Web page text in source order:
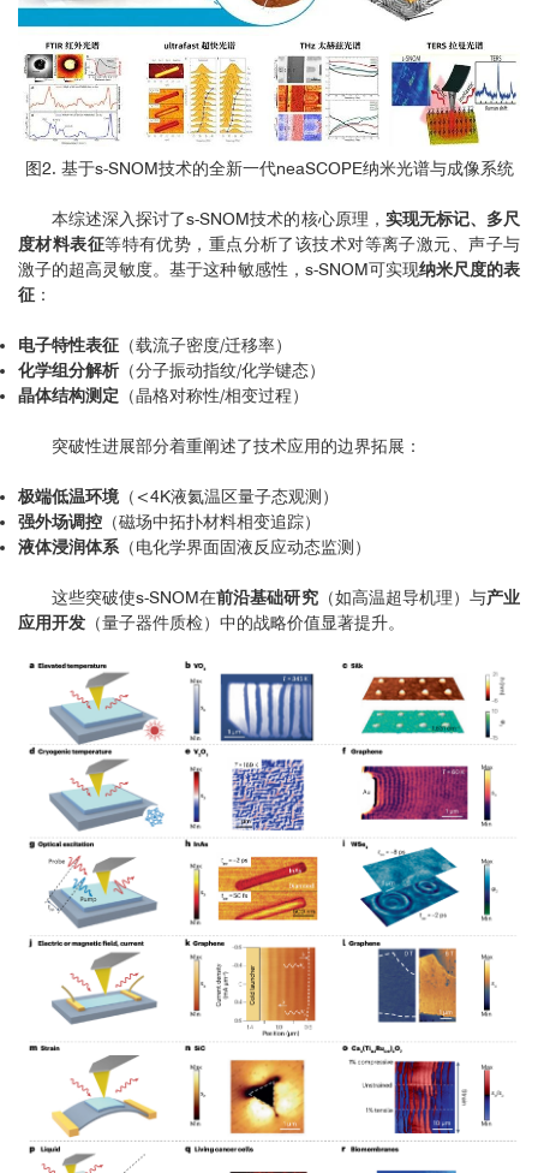
图2. 基于s-SNOM技术的全新一代neaSCOPE纳米光谱与成像系统
本综述深入探讨了s-SNOM技术的核心原理， 实现无标记、多尺
度材料表征等特有优势，重点分析了该技术对等离子激元、声子与
激子的超高灵敏度。基于这种敏感性，s-SNOM可实现纳米尺度的表
征 ：
电子特性表征 （载流子密度/迁移率）
化学组分解析 （分子振动指纹/化学键态）
晶体结构测定 （晶格对称性/相变过程）
突破性进展部分着重阐述了技术应用的边界拓展：
极端低温环境 （<4K液氦温区量子态观测）
强外场调控 （磁场中拓扑材料相变追踪）
液体浸润体系 （电化学界面固液反应动态监测）
这些突破使s-SNOM在前沿基础研究（如高温超导机理）与产业
应用开发 （量子器件质检）中的战略价值显著提升。